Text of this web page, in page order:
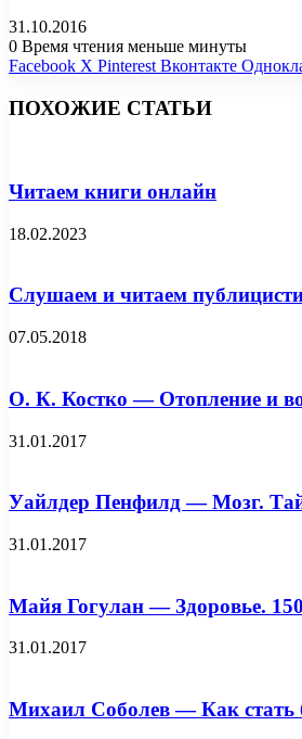
31.10.2016
0 Время чтения меньше минуты
Facebook X Pinterest Вконтакте
ПОХОЖИЕ СТАТЬИ
Читаем книги онлайн
18.02.2023
Слушаем и читаем
07.05.2018
О. К. Костко — Отопление и
31.01.2017
Уайлдер Пенфилд — Мозг.
31.01.2017
Майя Гогулан — Здоровье.
31.01.2017
Михаил Соболев — Как стать